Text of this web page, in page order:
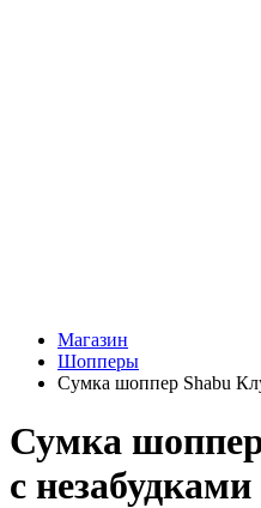
Магазин
Шопперы
Сумка шоппер Shabu
Сумка
с незабудками